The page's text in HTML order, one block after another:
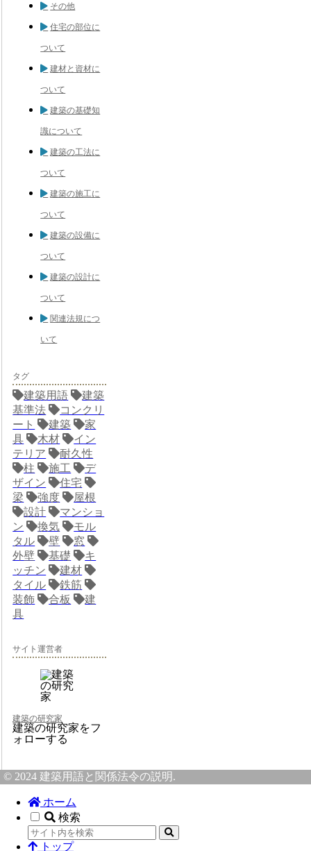
その他
住宅の部位に
ついて
建材と資材に
ついて
建築の基礎知
識について
建築の工法に
ついて
建築の施工に
ついて
建築の設備に
ついて
建築の設計に
ついて
関連法規につ
いて
タグ
建築用語
建築
基準法
コンクリ
ート
建築
家
具
木材
イン
テリア
耐久性
柱
施工
デ
ザイン
住宅
梁
強度
屋根
設計
マンショ
ン
換気
モル
タル
壁
窓
外壁
基礎
キ
ッチン
建材
タイル
鉄筋
装飾
合板
建
具
サイト運営者
建築の研究家
建築の研究家をフ
ォローする
© 2024 建築用語と関係法令の説明.
ホーム
検索
トップ